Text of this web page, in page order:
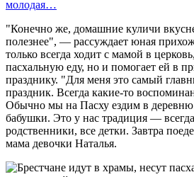
молодая…
"Конечно же, домашние куличи
полезнее", — рассуждает юная
только всегда ходит с мамой в
пасхальную еду, но и помогает ей в
празднику. "Для меня это самый
праздник. Всегда какие-то
Обычно мы на Пасху ездим в
бабушки. Это у нас традиция —
родственники, все детки. Завтра
мама девочки Наталья.